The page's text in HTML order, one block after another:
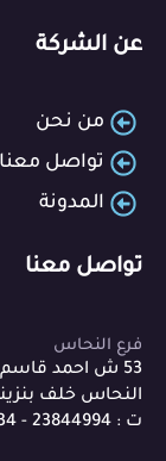
عن الشركة
من نحن
تواصل معنا
المدونة
تواصل معنا
فرع النحاس
53 ش احمد
النحاس خلف
ت : 23844994 - 01025027534